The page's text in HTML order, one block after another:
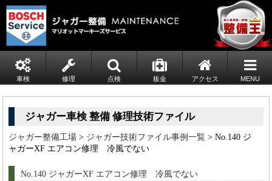
車検 修理 点検 板金 アクセス MENU
ジャガー車検 整備 修理技術ファイル
ジャガー整備工場 > ジャガー技術ファイル事例一覧 > No.140 ジ
ャガーXF エアコン修理 冷風でない
No.140 ジャガーXF エアコン修理 冷風でない